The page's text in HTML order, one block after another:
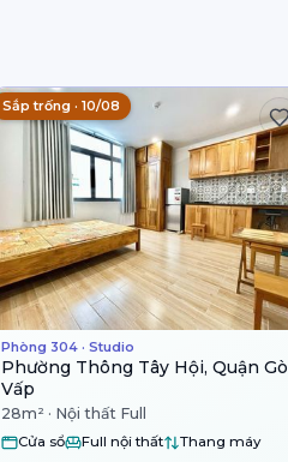
Sắp trống · 10/08
Phòng 304 · Studio
Phường Thông Tây Hội, Quận Gò
Vấp
28m² · Nội thất Full
Cửa sổ Full nội thất Thang máy